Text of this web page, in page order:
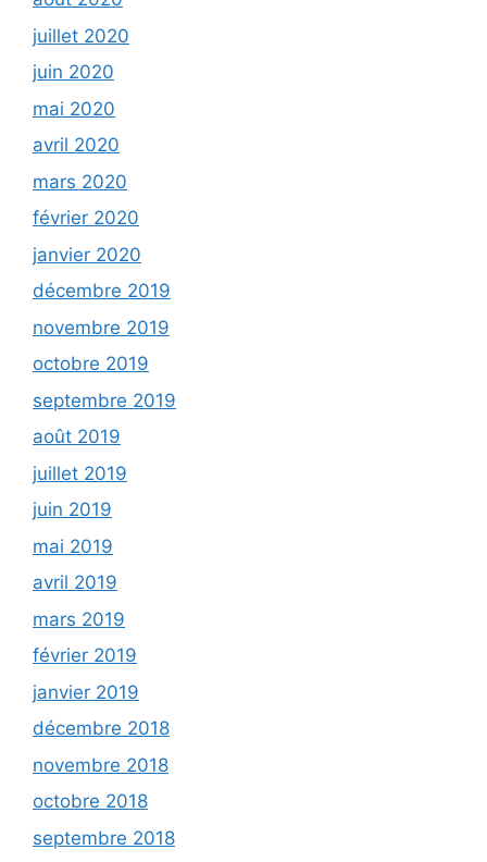
juillet 2020
juin 2020
mai 2020
avril 2020
mars 2020
février 2020
janvier 2020
décembre 2019
novembre 2019
octobre 2019
septembre 2019
août 2019
juillet 2019
juin 2019
mai 2019
avril 2019
mars 2019
février 2019
janvier 2019
décembre 2018
novembre 2018
octobre 2018
septembre 2018